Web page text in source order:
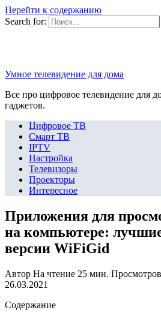
Перейти к содержанию
Search for:
Умное телевидение для дома
Все про цифровое телевидение для
гаджетов.
Цифровое ТВ
Смарт ТВ
IPTV
Настройка
Телевизоры
Проекторы
Интересное
Приложения для
на компьютере:
версии WiFiGid
Автор На чтение 25 мин. Просмотров
26.03.2021
Содержание